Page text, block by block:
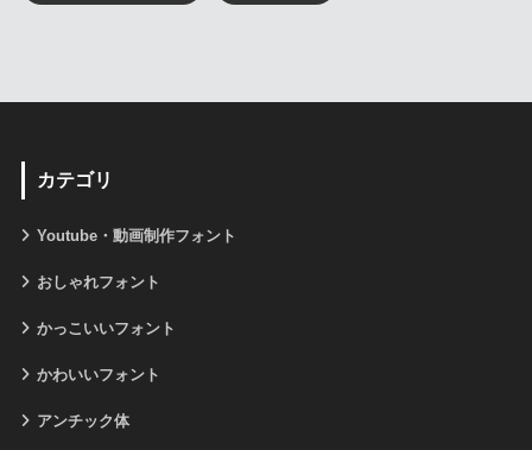
カテゴリ
Youtube・動画制作フォント
おしゃれフォント
かっこいいフォント
かわいいフォント
アンチック体